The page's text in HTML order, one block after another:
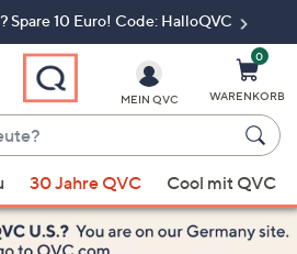
Spare 10 Euro! Code: HalloQVC
MEIN QVC
0
WARENKORB
30 Jahre QVC Cool mit QVC